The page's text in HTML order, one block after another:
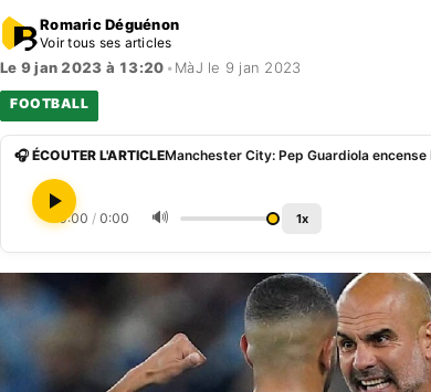
Romaric Déguénon
Voir tous ses articles
Le 9 jan 2023 à 13:20 • MàJ le 9 jan 2023
FOOTBALL
🎧 ÉCOUTER L'ARTICLEManchester City: Pep Guardiola encense
0:00 / 0:00 🔊 1x